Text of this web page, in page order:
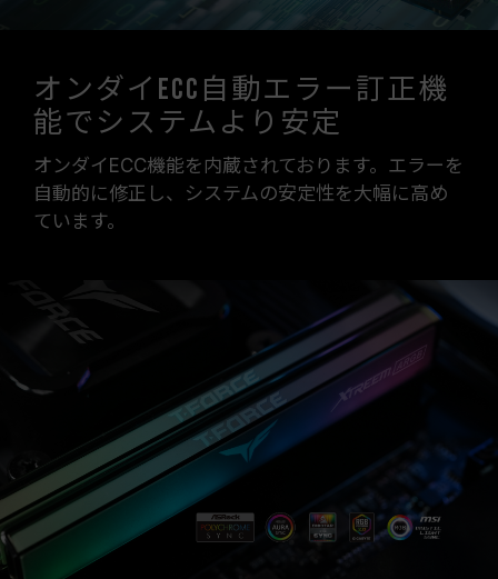
オンダイECC自動エラー訂正機
能でシステムより安定
オンダイECC機能を内蔵されております。エラーを
自動的に修正し、システムの安定性を大幅に高め
ています。